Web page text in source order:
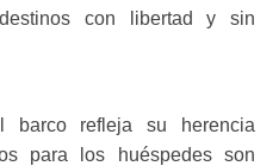
con libertad y sin
barco refleja su herencia
para los huéspedes son